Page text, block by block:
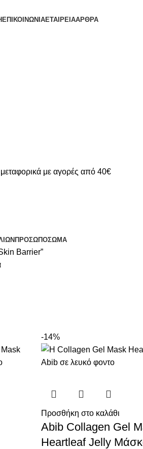
ΕΠΙΚΟΙΝΩΝΙΑΕΤΑΙΡΕΙΑΑΡΘΡΑ
με αγορές από 40€
ΠΡΌΣΩΠΟΣΏΜΑ
Barrier”
-14%
Προσθήκη στο καλάθι
Abib Collagen Gel
Heartleaf Jelly